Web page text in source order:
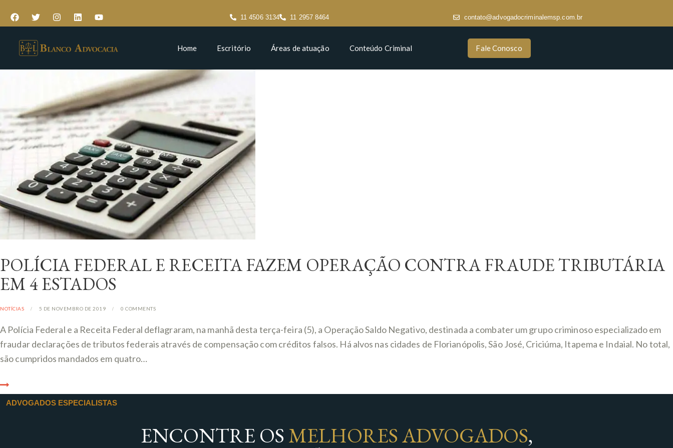
11 4506 3134 11 2957 8464 contato@advogadocriminalemsp.com.br
Home Escritório Áreas de atuação Conteúdo Criminal Fale Conosco
POLÍCIA FEDERAL E RECEITA FAZEM OPERAÇÃO CONTRA FRAUDE TRIBUTÁRIA
EM 4 ESTADOS
NOTÍCIAS 5 DE NOVEMBRO DE 2019 0 COMMENTS
A Polícia Federal e a Receita Federal deflagraram, na manhã desta terça-feira (5), a Operação Saldo Negativo, destinada a combater um grupo criminoso especializado em
fraudar declarações de tributos federais através de compensação com créditos falsos. Há alvos nas cidades de Florianópolis, São José, Criciúma, Itapema e Indaial. No total,
são cumpridos mandados em quatro…
ADVOGADOS ESPECIALISTAS
ENCONTRE OS MELHORES ADVOGADOS,